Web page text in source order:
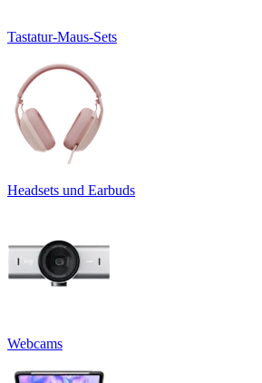
Tastatur-Maus-Sets
Headsets und Earbuds
Webcams